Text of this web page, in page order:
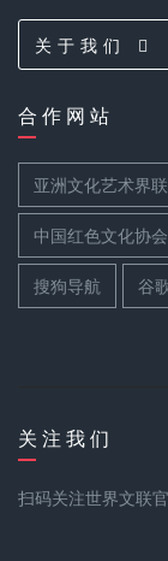
关 于 我 们
合 作 网 站
亚洲文化艺术界
中国红色文化协
搜狗导航 谷
关 注 我 们
扫码关注世界文联